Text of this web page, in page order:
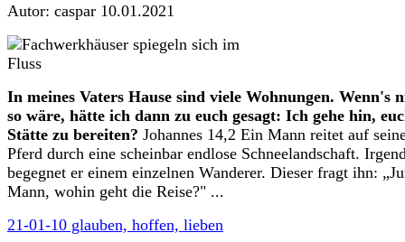
Autor: caspar 10.01.2021
In meines Vaters Hause sind viele Wohnungen. Wenn's
so wäre, hätte ich dann zu euch gesagt: Ich gehe hin,
Stätte zu bereiten? Johannes 14,2 Ein Mann reitet auf
Pferd durch eine scheinbar endlose Schneelandschaft.
begegnet er einem einzelnen Wanderer. Dieser fragt ihn:
Mann, wohin geht die Reise?" ...
21-01-10 glauben, hoffen, lieben